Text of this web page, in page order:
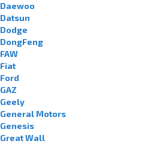
Daewoo
Datsun
Dodge
DongFeng
FAW
Fiat
Ford
GAZ
Geely
General Motors
Genesis
Great Wall